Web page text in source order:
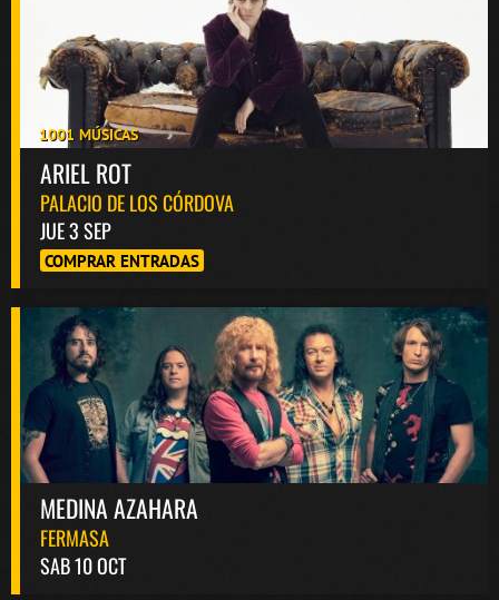
1001 MÚSICAS
ARIEL ROT
PALACIO DE LOS CÓRDOVA
JUE 3 SEP
COMPRAR ENTRADAS
MEDINA AZAHARA
FERMASA
SAB 10 OCT